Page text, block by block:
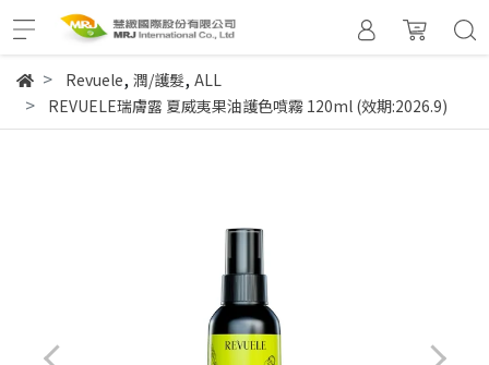
Revuele, 潤/護髮, ALL
REVUELE瑞膚露 夏威夷果油護色噴霧 120ml (效期:2026.9)